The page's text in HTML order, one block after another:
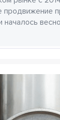
продвижение
началось